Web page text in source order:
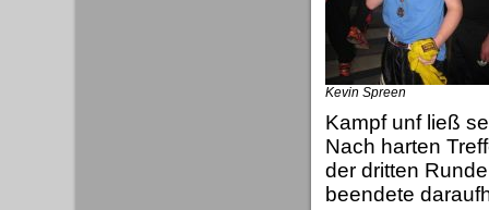
Kevin Spreen
Kampf unf ließ
Nach harten
der dritten
beendete